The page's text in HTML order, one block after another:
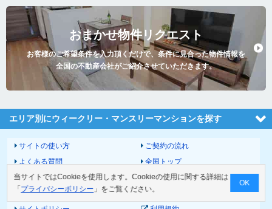
おまかせ物件リクエスト
お客様のご希望条件を入力頂くだけで、条件に見合った物件情報を
全国の不動産会社がご紹介させていただきます。
エリア別にウィークリー・マンスリーマンションを探す
サイトの使い方
ご契約の流れ
よくある質問
全国トップ
サイトマップ
運営会社
お問い合わせ
個人情報の取扱いについて
当サイトではCookieを使用します。Cookieの使用に関する詳細は
「 プライバシーポリシー 」をご覧ください。
OK